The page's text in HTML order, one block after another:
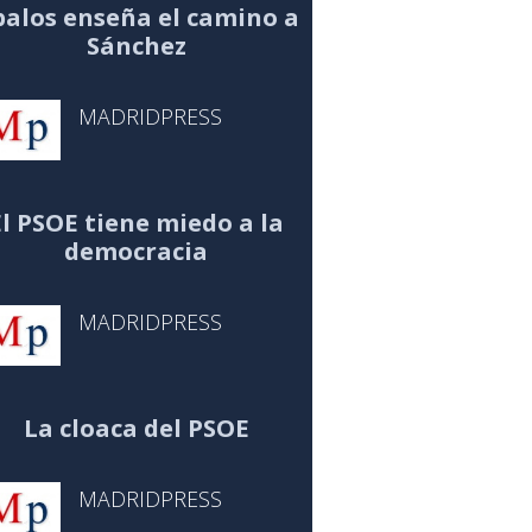
enseña el camino a
Sánchez
MADRIDPRESS
PSOE tiene miedo a la
democracia
MADRIDPRESS
La cloaca del PSOE
MADRIDPRESS